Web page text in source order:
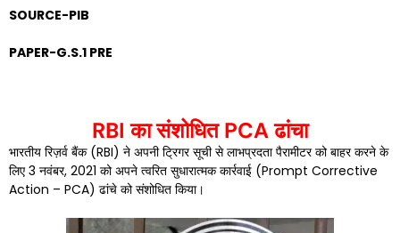
SOURCE-PIB
PAPER-G.S.1 PRE
RBI का संशोधितPCAढांचा
भारतीय रिज़र्व बैंक (RBI) ने अपनी ट्रिगर सूची से लाभप्रदता पैरामीटर को बाहर करने के
लिए 3 नवंबर, 2021 को अपने त्वरित सुधारात्मक कार्रवाई (Prompt Corrective
Action – PCA) ढांचे को संशोधित किया।